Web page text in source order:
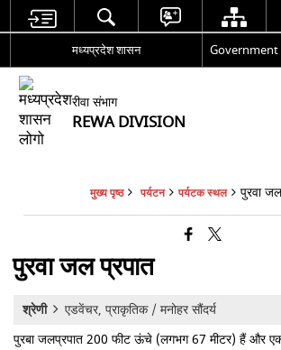
मध्यप्रदेश शासन Government
रीवा संभाग
REWA DIVISION
मुख्य पृष्ठ पर्यटन पर्यटक स्थल पुरवा
पुरवा जल प्रपात
श्रेणी
एडवेंचर, प्राकृतिक / मनोहर सौंदर्य
पुरबा जलप्रपात 200 फीट ऊंचे (लगभग 67 मीटर) हैं और